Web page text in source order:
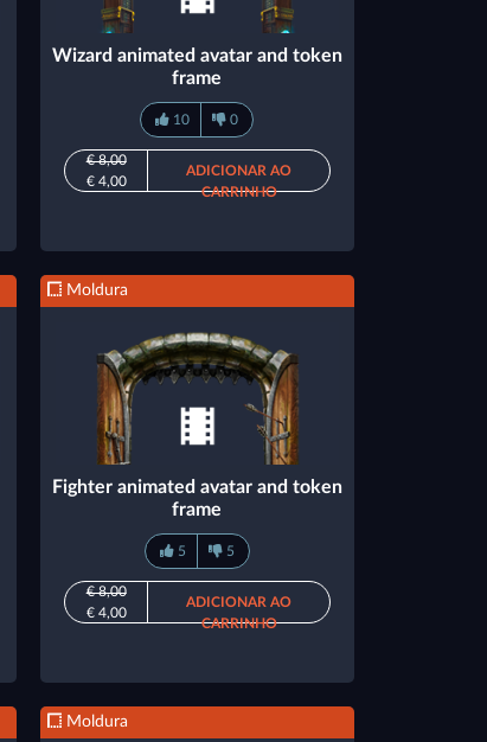
Wizard animated avatar and token
frame
10 0
€ 8,00
€ 4,00
ADICIONAR AO
CARRINHO
Moldura
Fighter animated avatar and token
frame
5 5
€ 8,00
€ 4,00
ADICIONAR AO
CARRINHO
Moldura